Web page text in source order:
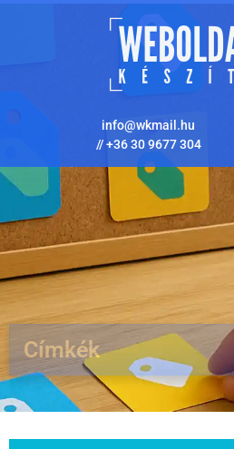
info@wkmail.hu
//+36 30 9677 304
Címkék